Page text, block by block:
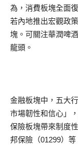
為，消費板塊全面
若內地推出宏觀政
塊。可關注華潤啤
龍頭。
金融板塊中，五大
市場韌性和信心」
保險板塊帶來制度
邦保險（01299）等